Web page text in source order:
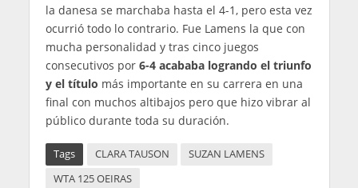
la danesa se marchaba hasta el 4-1, pero esta vez
ocurrió todo lo contrario. Fue Lamens la que con
mucha personalidad y tras cinco juegos
consecutivos por 6-4 acababa logrando el triunfo
y el título más importante en su carrera en una
final con muchos altibajos pero que hizo vibrar al
público durante toda su duración.
Tags CLARA TAUSON
SUZAN LAMENS
WTA 125 OEIRAS